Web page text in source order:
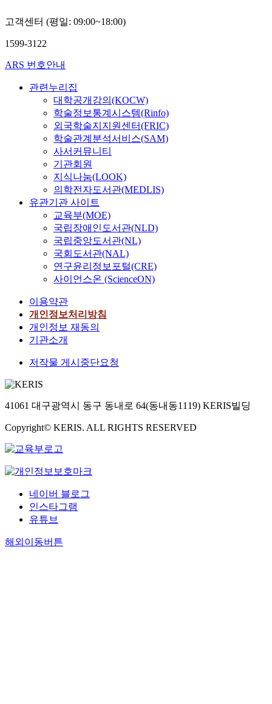
고객센터 (평일: 09:00~18:00)
1599-3122
ARS 번호안내
관련누리집
대학공개강의(KOCW)
학술정보통계시스템(Rinfo)
외국학술지지원센터(FRIC)
학술관계분석서비스(SAM)
사서커뮤니티
기관회원
지식나눔(LOOK)
의학전자도서관(MEDLIS)
유관기관 사이트
교육부(MOE)
국립장애인도서관(NLD)
국립중앙도서관(NL)
국회도서관(NAL)
연구윤리정보포털(CRE)
사이언스온 (ScienceON)
이용약관
개인정보처리방침
개인정보 재동의
기관소개
저작물 게시중단요청
41061 대구광역시 동구 동내로 64(동내동1119) KERIS빌딩
Copyright© KERIS. ALL RIGHTS RESERVED
네이버 블로그
인스타그램
유튜브
해외이동버튼